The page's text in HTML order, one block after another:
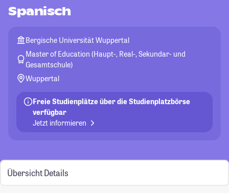
Spanisch
Bergische Universität Wuppertal
Master of Education (Haupt-, Real-, Sekundar- und
Gesamtschule)
Wuppertal
Freie Studienplätze über die Studienplatzbörse
verfügbar
Jetzt informieren
Übersicht Details